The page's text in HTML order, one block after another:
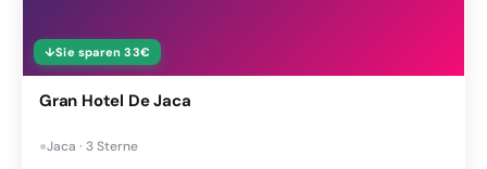
↓Sie sparen 33€
Gran Hotel De Jaca
●Jaca · 3 Sterne